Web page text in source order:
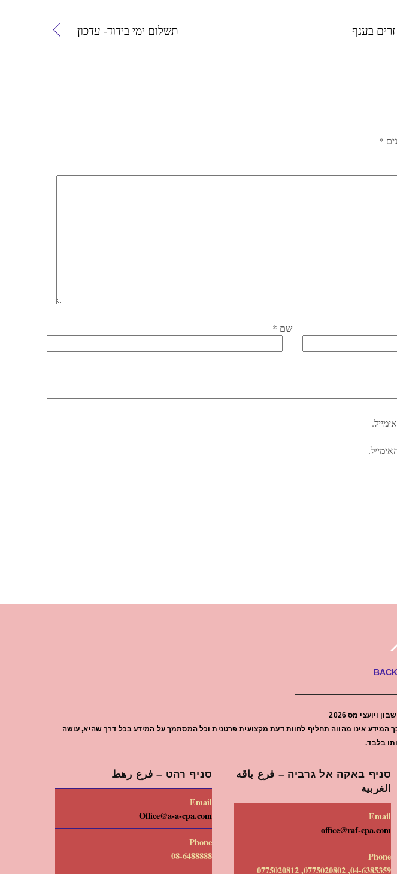
תשלום ימי בידוד- עדכון
בענף
*
שם *
ויועצי מס2026
המידע אינו מהווה תחליף לחוות דעת מקצועית פרטנית וכל המסתמך על המידע בכל דרך שהיא, עושה
בלבד.
סניף באקה אל גרביה – فرع باقه
الغربية
Email
office@raf-cpa.com
Phone
04-6385359, 0775020802, 0775020812
סניף רהט – فرع رهط
Email
Office@a-a-cpa.com
Phone
08-6488888